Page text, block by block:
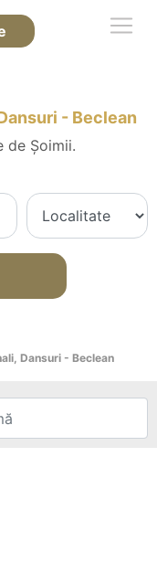
- Beclean
de Șoimii.
Dansuri - Beclean